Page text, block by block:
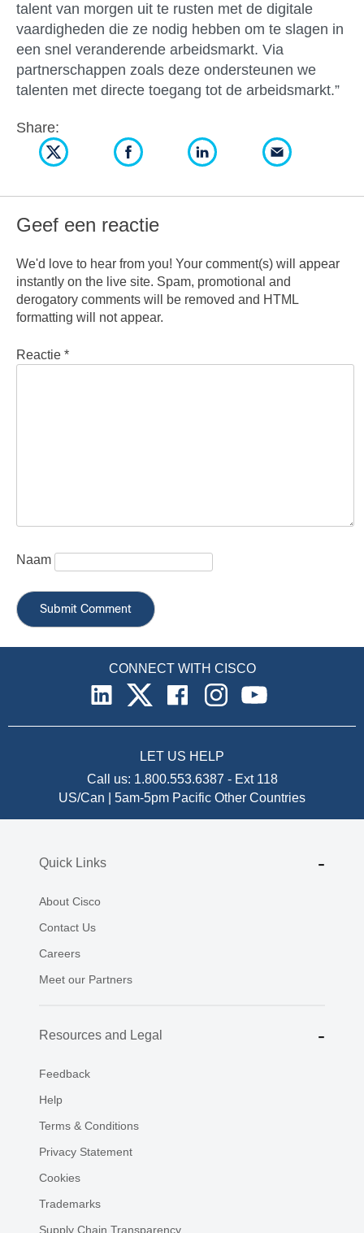
talent van morgen uit te rusten met de digitale
vaardigheden die ze nodig hebben om te slagen in
een snel veranderende arbeidsmarkt. Via
partnerschappen zoals deze ondersteunen we
talenten met directe toegang tot de arbeidsmarkt.”
Share:
Geef een reactie
We'd love to hear from you! Your comment(s) will appear
instantly on the live site. Spam, promotional and
derogatory comments will be removed and HTML
formatting will not appear.
Reactie *
Naam
CONNECT WITH CISCO
LET US HELP
Call us: 1.800.553.6387 - Ext 118
US/Can | 5am-5pm Pacific Other Countries